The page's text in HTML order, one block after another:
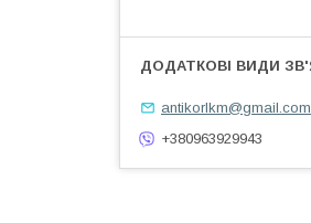
antikorlkm@gmail.com
+380963929943